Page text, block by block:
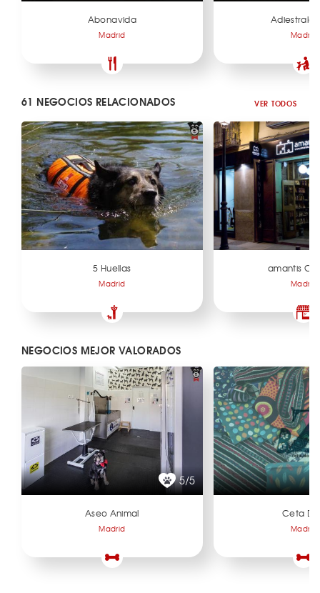
Abonavida
Madrid Madrid
61 NEGOCIOS RELACIONADOS VER TODOS
5 Huellas
Madrid
amantis
Madrid
NEGOCIOS MEJOR VALORADOS
5/5
Aseo Animal
Madrid
Ceta
Madrid